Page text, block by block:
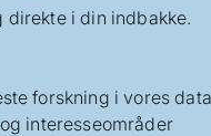
direkte i din indbakke.
forskning i vores
interesseområder